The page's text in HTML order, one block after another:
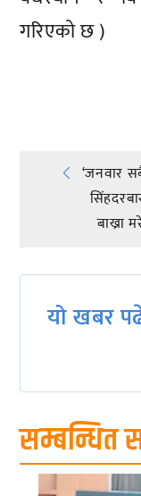
गरिएको छ )
Post‘जनवार
बाख्रा
यो खबर
सम्बन्धित